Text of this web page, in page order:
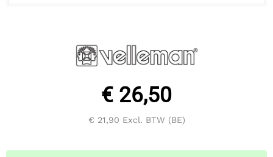
€ 26,50
€ 21,90 Excl. BTW (BE)